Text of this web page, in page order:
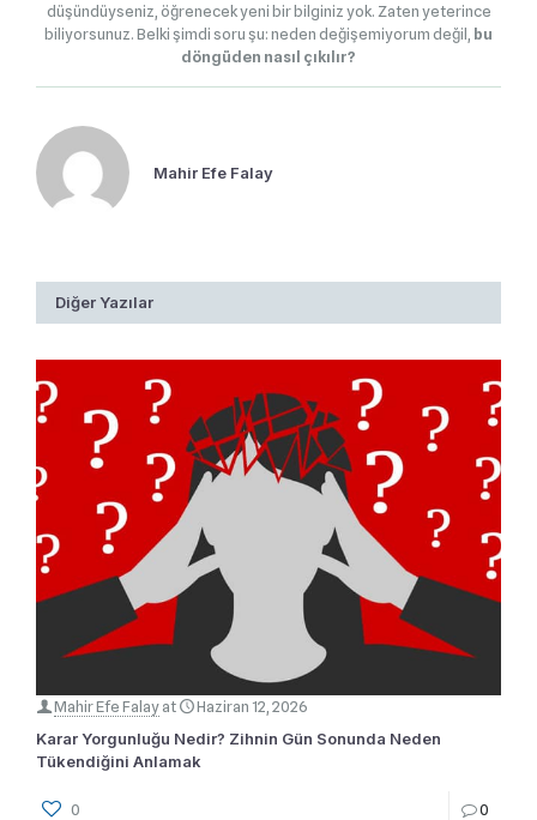
düşündüyseniz, öğrenecek yeni bir bilginiz yok. Zaten yeterince
biliyorsunuz. Belki şimdi soru şu: neden değişemiyorum değil, bu
döngüden nasıl çıkılır?
Mahir Efe Falay
Diğer Yazılar
Mahir Efe Falayat
Haziran 12, 2026
Karar Yorgunluğu Nedir? Zihnin Gün Sonunda Neden
Tükendiğini Anlamak
0 0